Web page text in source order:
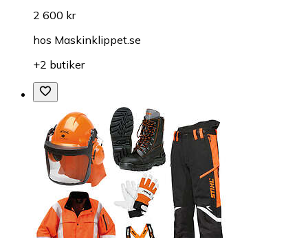
2 600 kr
hos Maskinklippet.se
+2 butiker